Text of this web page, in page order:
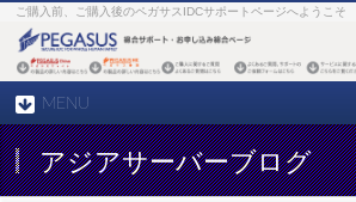
ご購入前、ご購入後のペガサスIDCサポートページへようこそ
MENU
アジアサーバーブログ